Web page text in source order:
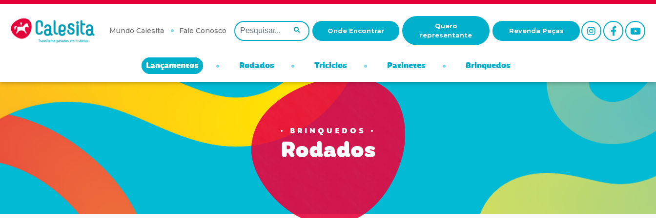
Skip
content
Mundo Calesita Fale Conosco Onde Encontrar
Quero
representante
Revenda Peças
Lançamentos Rodados Triciclos Patinetes Brinquedos
BRINQUEDOS
Rodados